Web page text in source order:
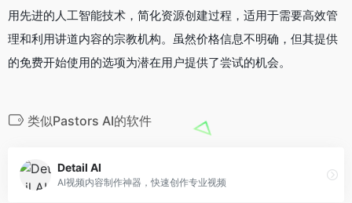
用先进的人工智能技术，简化资源创建过程，适用于需要高效管
理和利用讲道内容的宗教机构。虽然价格信息不明确，但其提供
的免费开始使用的选项为潜在用户提供了尝试的机会。
类似Pastors AI的软件
Detail AI
AI视频内容制作神器，快速创作专业视频